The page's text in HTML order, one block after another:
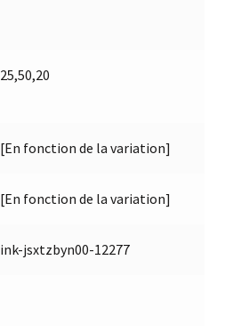
25,50,20
[En fonction de la variation]
[En fonction de la variation]
ink-jsxtzbyn00-12277